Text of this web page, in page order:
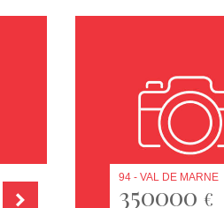
94 - VAL DE MARNE
350000 €